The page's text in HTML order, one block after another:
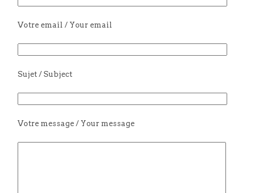
Votre email / Your email
Sujet / Subject
Votre message / Your message